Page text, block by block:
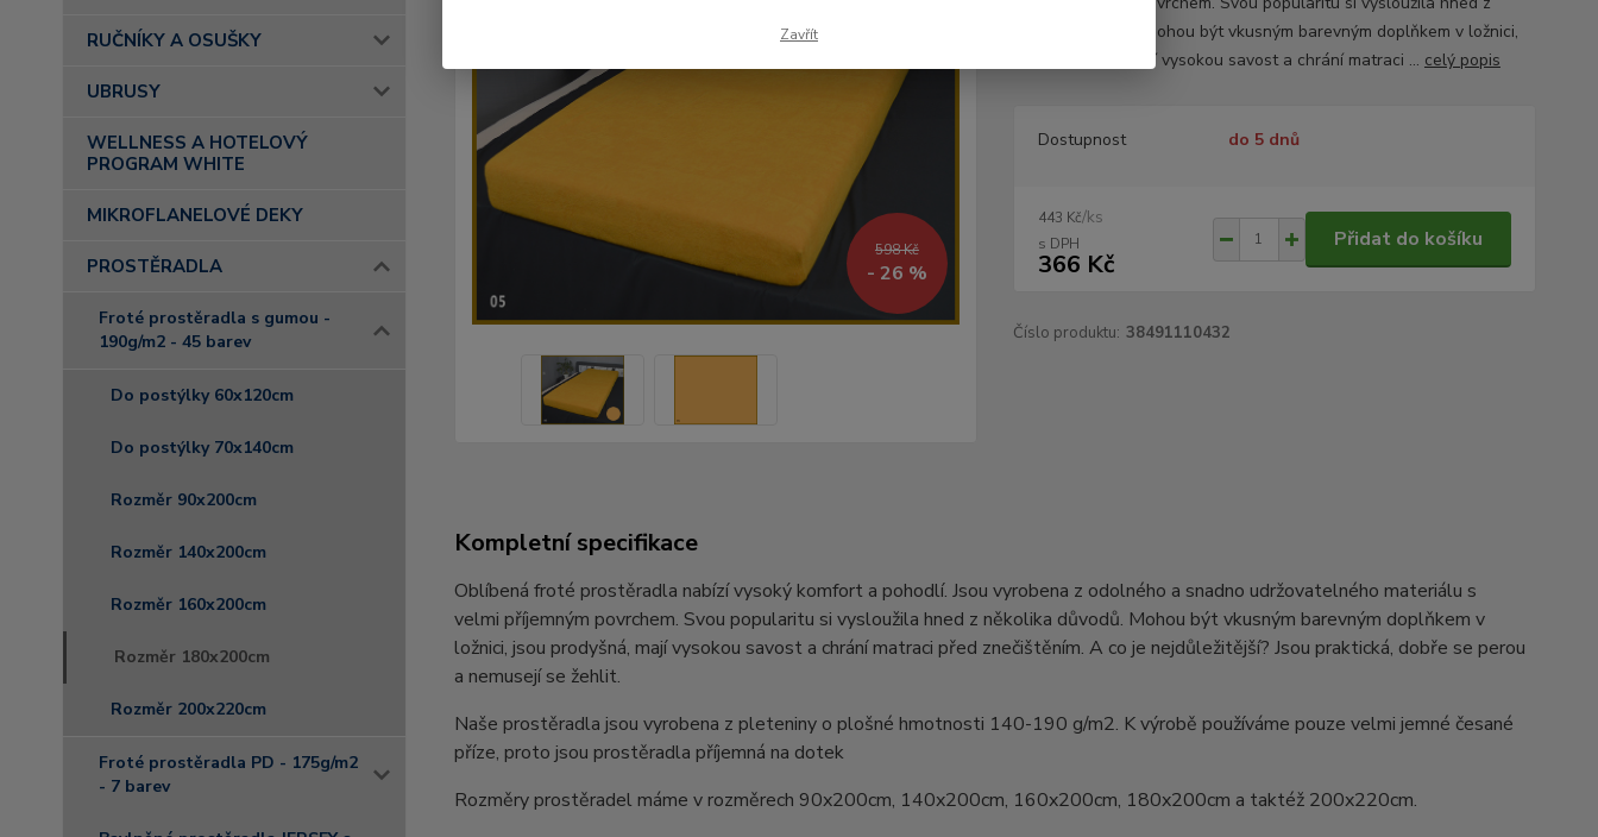
RUČNÍKY A OSUŠKY
UBRUSY
WELLNESS A HOTELOVÝ
PROGRAM WHITE
MIKROFLANELOVÉ DEKY
PROSTĚRADLA
Froté prostěradla s gumou -
190g/m2 - 45 barev
Do postýlky 60x120cm
Do postýlky 70x140cm
Rozměr 90x200cm
Rozměr 140x200cm
Rozměr 160x200cm
Rozměr 180x200cm
Rozměr 200x220cm
Froté prostěradla PD - 175g/m2
- 7 barev
598 Kč
- 26 %
několika důvodů. Mohou být vkusným barevným doplňkem v ložnici,
jsou prodyšná, mají vysokou savost a chrání matraci ... celý popis
Dostupnost do 5 dnů
443 Kč/ks
366 Kč
Přidat do košíku
Číslo produktu: 38491110432
Kompletní specifikace
Oblíbená froté prostěradla nabízí vysoký komfort a pohodlí. Jsou vyrobena z odolného a snadno udržovatelného materiálu s
velmi příjemným povrchem. Svou popularitu si vysloužila hned z několika důvodů. Mohou být vkusným barevným doplňkem v
ložnici, jsou prodyšná, mají vysokou savost a chrání matraci před znečištěním. A co je nejdůležitější? Jsou praktická, dobře se perou
a nemusejí se žehlit.
Naše prostěradla jsou vyrobena z pleteniny o plošné hmotnosti 140-190 g/m2. K výrobě používáme pouze velmi jemné česané
příze, proto jsou prostěradla příjemná na dotek
Rozměry prostěradel máme v rozměrech 90x200cm, 140x200cm, 160x200cm, 180x200cm a taktéž 200x220cm.
Zavřít